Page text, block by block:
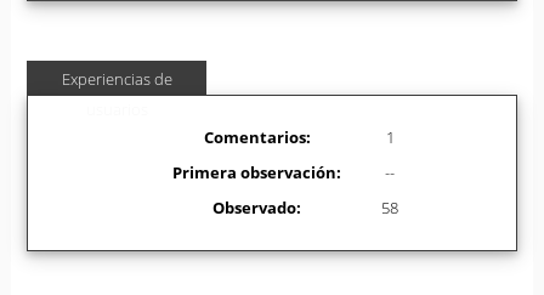
Experiencias de
Comentarios:
1
Primera observación:
--
Observado:
58